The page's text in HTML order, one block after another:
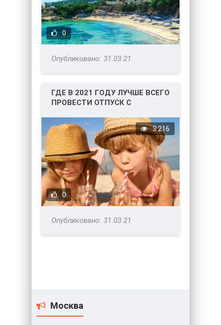
0
31.03.21
ГДЕ В 2021 ГОДУ ЛУЧШЕ ВСЕГО
ПРОВЕСТИ ОТПУСК С
0
3 216
31.03.21
Москва